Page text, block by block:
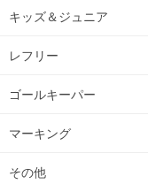
キッズ＆ジュニア
レフリー
ゴールキーパー
マーキング
その他